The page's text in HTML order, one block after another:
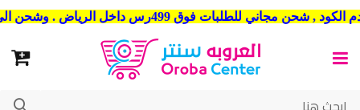
شحن مجاني للطلبات فوق 499رس داخل الرياض . وشحن الي جميع مدن المملكة العربية السعودية